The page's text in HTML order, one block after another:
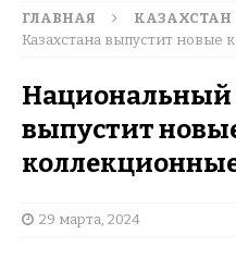
ГЛАВНАЯ КАЗАХСТАН
Казахстана выпустит
Национальный
выпустит
29 марта, 2024